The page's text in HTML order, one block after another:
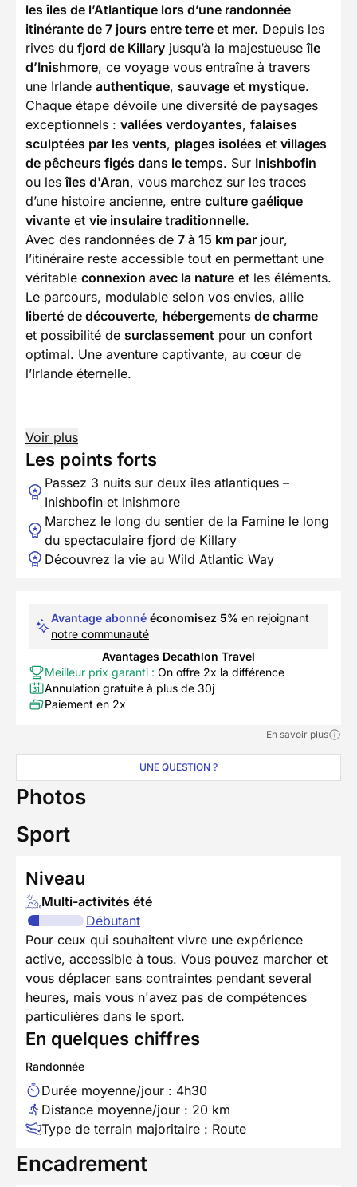
les îles de l’Atlantique lors d’une randonnée
itinérante de 7 jours entre terre et mer. Depuis les
rives du fjord de Killary jusqu’à la majestueuseîle
d’Inishmore, ce voyage vous entraîne à travers
une Irlande authentique, sauvage et mystique.
Chaque étape dévoile une diversité de paysages
exceptionnels : vallées verdoyantes, falaises
sculptées par les vents, plages isolées et villages
de pêcheurs figés dans le temps. Sur Inishbofin
ou lesîles d'Aran, vous marchez sur les traces
d’une histoire ancienne, entre culture gaélique
vivante et vie insulaire traditionnelle.
Avec des randonnées de 7 à 15 km par jour,
l’itinéraire reste accessible tout en permettant une
véritable connexion avec la nature et les éléments.
Le parcours, modulable selon vos envies, allie
liberté de découverte, hébergements de charme
et possibilité de surclassement pour un confort
optimal. Une aventure captivante, au cœur de
l’Irlande éternelle.
Voir plus
Les points forts
Passez 3 nuits sur deux îles atlantiques –
Inishbofin et Inishmore
Marchez le long du sentier de la Famine le long
du spectaculaire fjord de Killary
Découvrez la vie au Wild Atlantic Way
Avantage abonné économisez 5% en rejoignant
notre communauté
Avantages Decathlon Travel
Meilleur prix garanti : On offre 2x la différence
Annulation gratuite à plus de 30j
Paiement en 2x
En savoir plus
UNE QUESTION ?
Photos
Sport
Niveau
Multi-activités été
Débutant
Pour ceux qui souhaitent vivre une expérience
active, accessible à tous. Vous pouvez marcher et
vous déplacer sans contraintes pendant several
heures, mais vous n'avez pas de compétences
particulières dans le sport.
En quelques chiffres
Randonnée
Durée moyenne/jour : 4h30
Distance moyenne/jour : 20 km
Type de terrain majoritaire : Route
Encadrement